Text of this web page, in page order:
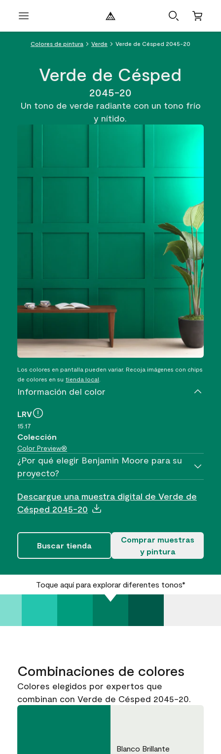
Colores de pintura Verde Verde de Césped 2045-20
Verde de Césped
2045-20
Un tono de verde radiante con un tono frío
y nítido.
Los colores en pantalla pueden variar. Recoja imágenes con chips
de colores en su tienda local
Información del color
LRV
15.17
Colección
Color Preview®
¿Por qué elegir Benjamin Moore para su
proyecto?
Descargue una muestra digital de Verde de
Césped 2045-20
Buscar tienda
Comprar muestras
y pintura
Toque aquí para explorar diferentes tonos*
Combinaciones de colores
Colores elegidos por expertos que
combinan con Verde de Césped 2045-20.
Blanco Brillante